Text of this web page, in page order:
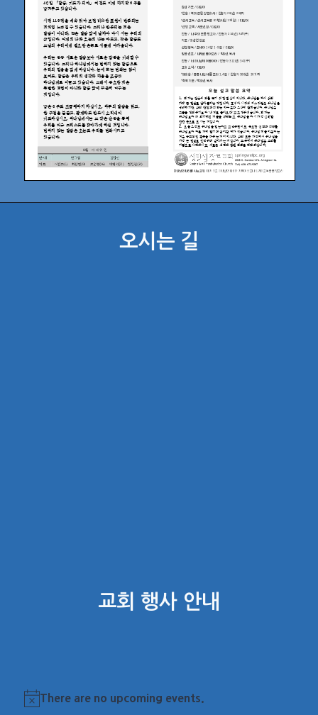
오시는 길
교회 행사 안내
Notice
There are no upcoming events.